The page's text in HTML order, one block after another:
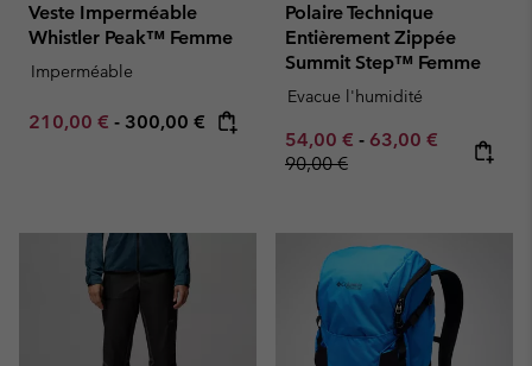
Veste Imperméable
Whistler Peak™ Femme
Imperméable
Minimum sale price:
210,00 € - Maximum price:
300,00 €
Polaire Technique
Entièrement Zippée
Summit Step™ Femme
Evacue l'humidité
Minimum sale price:
54,00 € - Maximum sale
63,00 € Regular
90,00 €